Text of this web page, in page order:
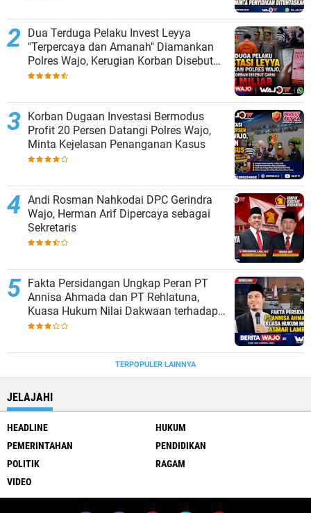
Dua Terduga Pelaku Invest Leyya
"Terpercaya dan Amanah" Diamankan
Polres Wajo, Kerugian Korban Disebut
Capai Rp8 Miliar
Korban Dugaan Investasi Bermodus
Profit 20 Persen Datangi Polres Wajo,
Minta Kejelasan Penanganan Kasus
Andi Rosman Nahkodai DPC Gerindra
Wajo, Herman Arif Dipercaya sebagai
Sekretaris
Fakta Persidangan Ungkap Peran PT
Annisa Ahmada dan PT Rehlatuna,
Kuasa Hukum Nilai Dakwaan terhadap
Asmar Lambo Tidak Berdasar
TERPOPULER LAINNYA
JELAJAHI
HEADLINE
HUKUM
PEMERINTAHAN
PENDIDIKAN
POLITIK
RAGAM
VIDEO